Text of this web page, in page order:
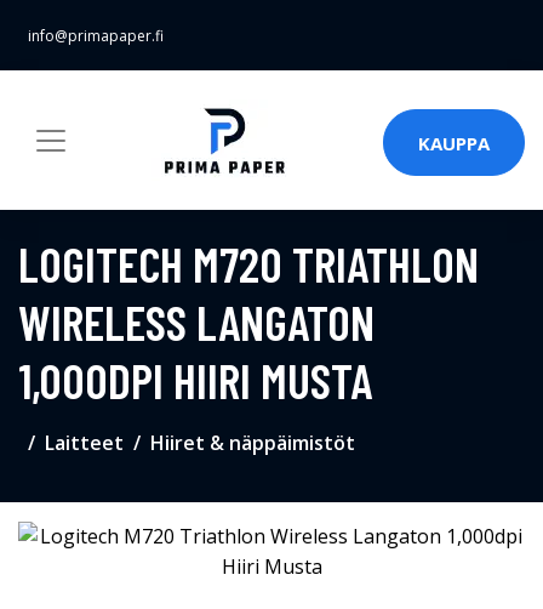
info@primapaper.fi
KAUPPA
LOGITECH M720 TRIATHLON
WIRELESS LANGATON
1,000DPI HIIRI MUSTA
Laitteet Hiiret & näppäimistöt